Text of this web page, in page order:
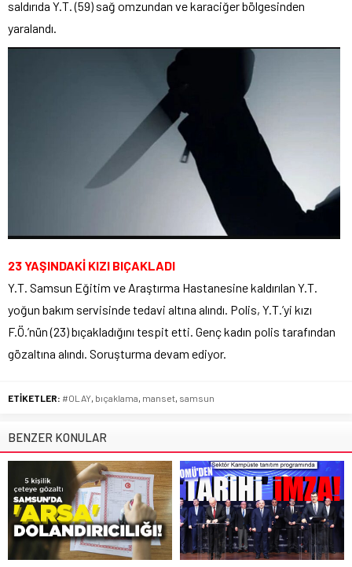
saldırıda Y.T. (59) sağ omzundan ve karaciğer bölgesinden
yaralandı.
23 YAŞINDAKİ KIZI BIÇAKLADI
Y.T. Samsun Eğitim ve Araştırma Hastanesine kaldırılan Y.T.
yoğun bakım servisinde tedavi altına alındı. Polis, Y.T.’yi kızı
F.Ö.’nün (23) bıçakladığını tespit etti. Genç kadın polis tarafından
gözaltına alındı. Soruşturma devam ediyor.
ETİKETLER: #OLAY, bıçaklama, manset, samsun
BENZER KONULAR